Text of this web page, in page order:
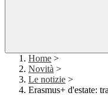
Home >
Novità >
Le notizie >
Erasmus+ d'estate: